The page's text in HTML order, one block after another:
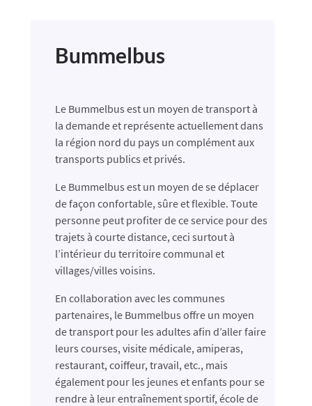
Bummelbus
Le Bummelbus est un moyen de transport à
la demande et représente actuellement dans
la région nord du pays un complément aux
transports publics et privés.
Le Bummelbus est un moyen ​de se déplacer
de façon confortable, sûre et flexible. Toute
personne peut profiter de ce service pour des
trajets à courte distance, ceci surtout à
l’intérieur du territoire communal et
villages/villes voisins.
En collaboration avec les communes
partenaires, le Bummelbus offre un moyen
de transport pour les adultes afin d’aller faire
leurs courses, visite médicale, amiperas,
restaurant, coiffeur, travail, etc., mais
également pour les jeunes et enfants pour se
rendre à leur entraînement sportif, école de